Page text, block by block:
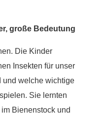
große Bedeutung
Die Kinder
Insekten für unser
und welche wichtige
Sie lernten
Bienenstock und